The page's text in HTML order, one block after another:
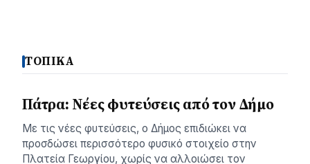
ΤΟΠΙΚΑ
Πάτρα: Νέες φυτεύσεις από τον Δήμο
Με τις νέες φυτεύσεις, ο Δήμος επιδιώκει να
προσδώσει περισσότερο φυσικό στοιχείο στην
Πλατεία Γεωργίου, χωρίς να αλλοιώσει τον